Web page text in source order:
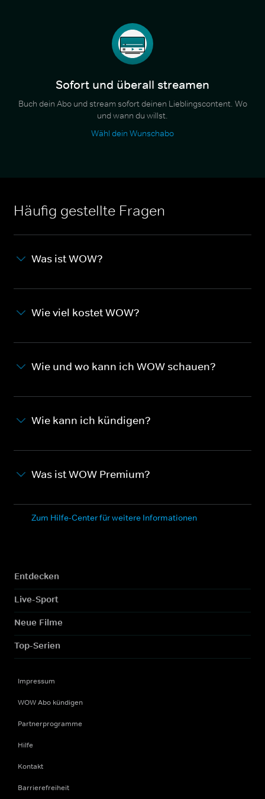
Sofort und überall streamen
Buch dein Abo und stream sofort deinen Lieblingscontent. Wo
und wann du willst.
Wähl dein Wunschabo
Häufig gestellte Fragen
Was ist WOW?
Wie viel kostet WOW?
Wie und wo kann ich WOW schauen?
Wie kann ich kündigen?
Was ist WOW Premium?
Zum Hilfe-Center für weitere Informationen
Entdecken
Live-Sport
Neue Filme
Top-Serien
Impressum
WOW Abo kündigen
Partnerprogramme
Hilfe
Kontakt
Barrierefreiheit